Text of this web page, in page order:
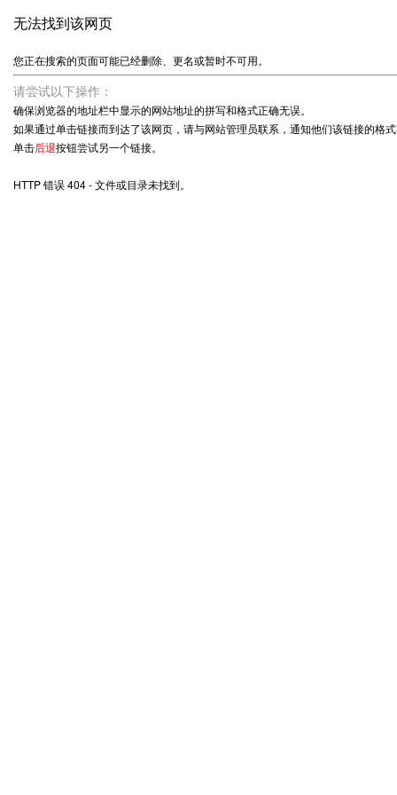
无法找到该网页
您正在搜索的页面可能已经删除、更名或暂时不可用。
请尝试以下操作：
确保浏览器的地址栏中显示的网站地址的拼写和格式正确无误。
如果通过单击链接而到达了该网页，请与网站管理员联系，通知他们该链接的格
单击后退按钮尝试另一个链接。
HTTP 错误 404 - 文件或目录未找到。